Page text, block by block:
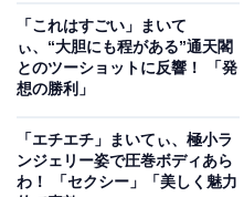
「これはすごい」まいて
ぃ、“大胆にも程がある”通天閣
とのツーショットに反響！ 「発
想の勝利」
「エチエチ」まいてぃ、極小ラ
ンジェリー姿で圧巻ボディあら
わ！ 「セクシー」「美しく魅力